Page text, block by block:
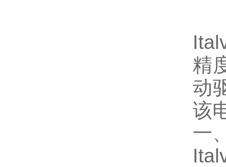
精
动
该
一